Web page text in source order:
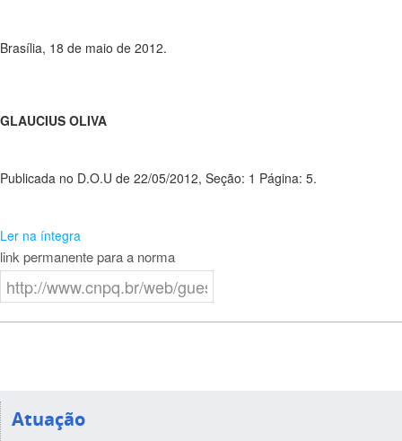
Brasília, 18 de maio de 2012.
GLAUCIUS OLIVA
Publicada no D.O.U de 22/05/2012, Seção: 1 Página: 5.
Ler na íntegra
link permanente para a norma
Atuação